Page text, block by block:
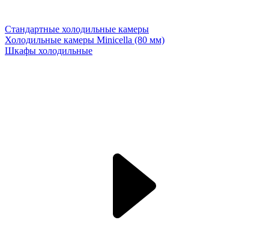
Стандартные холодильные камеры
Холодильные камеры Minicella (80 мм)
Шкафы холодильные